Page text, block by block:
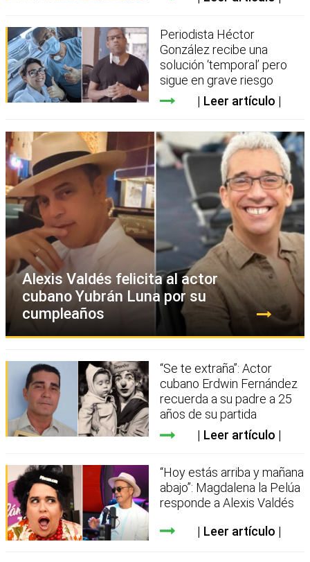
Periodista Héctor
González recibe una
solución ‘temporal’ pero
sigue en grave riesgo
Leer artículo
Alexis Valdés felicita al actor
cubano Yubrán Luna por su
cumpleaños
“Se te extraña”: Actor
cubano Erdwin Fernández
recuerda a su padre a 25
años de su partida
Leer artículo
“Hoy estás arriba y mañana
abajo”: Magdalena la Pelúa
responde a Alexis Valdés
Leer artículo